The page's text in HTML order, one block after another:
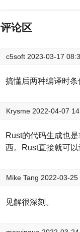
评论区
c5soft 2023-03-17
搞懂后两种编译时条
Krysme 2022-04-07
Rust的代码生成也
西。Rust直接就可
Mike Tang 2022-03-25
见解很深刻。